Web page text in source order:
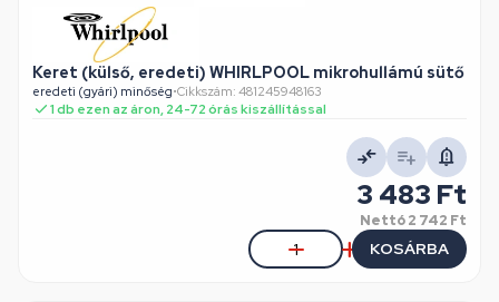
Keret (külső, eredeti) WHIRLPOOL mikrohullámú sütő
eredeti (gyári) minőség•Cikkszám: 481245948163
1 db ezen az áron, 24-72 órás kiszállítással
3 483 Ft
Nettó2 742 Ft
KOSÁRBA